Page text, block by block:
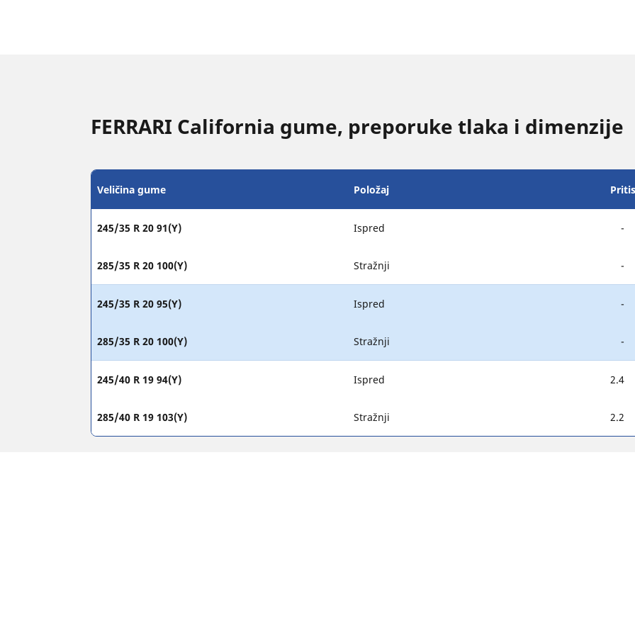
FERRARI California gume, preporuke tlaka i dimenzije
Veličina gume Položaj
245/35 R 20 91(Y) Ispred -
285/35 R 20 100(Y) Stražnji -
245/35 R 20 95(Y) Ispred -
285/35 R 20 100(Y) Stražnji -
245/40 R 19 94(Y) Ispred 2.4
285/40 R 19 103(Y) Stražnji 2.2